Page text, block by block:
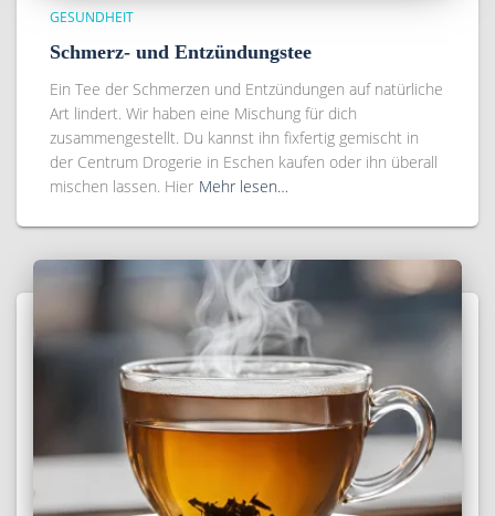
GESUNDHEIT
Schmerz- und Entzündungstee
Ein Tee der Schmerzen und Entzündungen auf natürliche
Art lindert. Wir haben eine Mischung für dich
zusammengestellt. Du kannst ihn fixfertig gemischt in
der Centrum Drogerie in Eschen kaufen oder ihn überall
mischen lassen. Hier Mehr lesen…